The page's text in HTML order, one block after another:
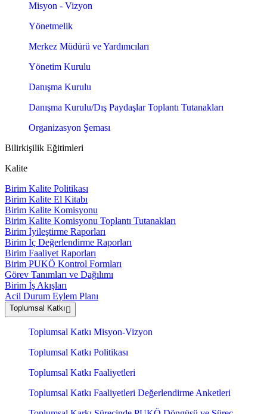
Misyon - Vizyon
Yönetmelik
Merkez Müdürü ve Yardımcıları
Yönetim Kurulu
Danışma Kurulu
Danışma Kurulu/Dış Paydaşlar Toplantı Tutanakları
Organizasyon Şeması
Bilirkişilik Eğitimleri
Kalite
Birim Kalite Politikası
Birim Kalite El Kitabı
Birim Kalite Komisyonu
Birim Kalite Komisyonu Toplantı Tutanakları
Birim İyileştirme Raporları
Birim İç Değerlendirme Raporları
Birim Faaliyet Raporları
Birim PUKÖ Kontrol Formları
Görev Tanımları ve Dağılımı
Birim İş Akışları
Acil Durum Eylem Planı
Toplumsal Katkı
Toplumsal Katkı Misyon-Vizyon
Toplumsal Katkı Politikası
Toplumsal Katkı Faaliyetleri
Toplumsal Katkı Faaliyetleri Değerlendirme Anketleri